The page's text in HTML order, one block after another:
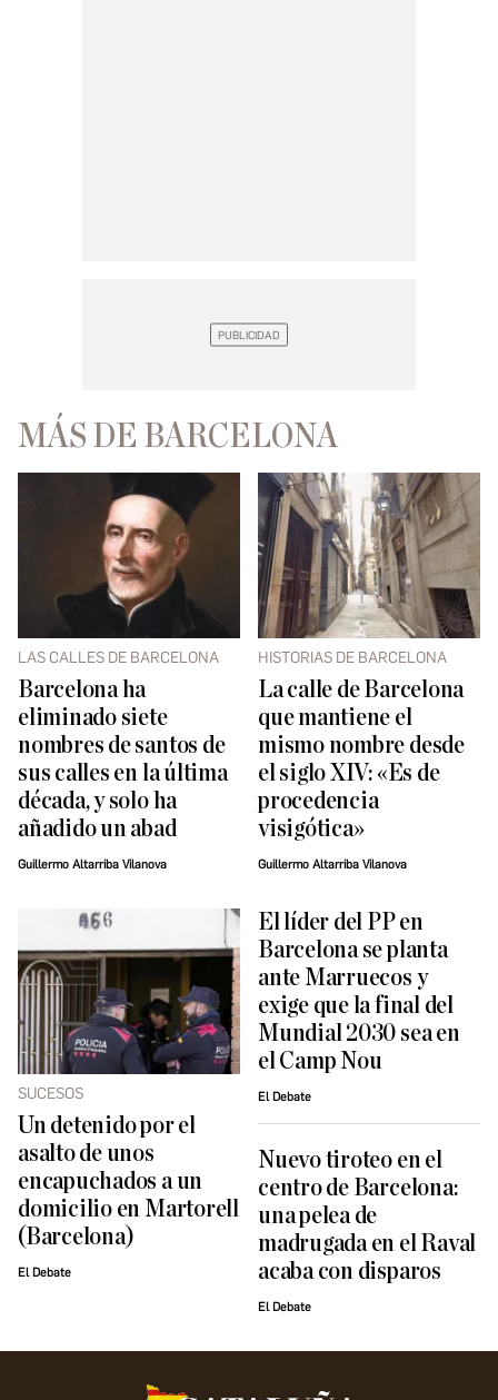
MÁS DE BARCELONA
LAS CALLES DE BARCELONA
Barcelona ha
eliminado siete
nombres de santos de
sus calles en la última
década, y solo ha
añadido un abad
Guillermo Altarriba Vilanova
HISTORIAS DE BARCELONA
La calle de Barcelona
que mantiene el
mismo nombre desde
el siglo XIV: «Es de
procedencia
visigótica»
Guillermo Altarriba Vilanova
SUCESOS
Un detenido por el
asalto de unos
encapuchados a un
domicilio en Martorell
(Barcelona)
El Debate
El líder del PP en
Barcelona se planta
ante Marruecos y
exige que la final del
Mundial 2030 sea en
el Camp Nou
El Debate
Nuevo tiroteo en el
centro de Barcelona:
una pelea de
madrugada en el Raval
acaba con disparos
El Debate